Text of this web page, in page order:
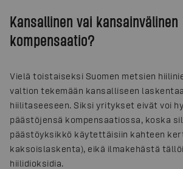
Kansallinen vai kansainvälinen
kompensaatio?
Vielä toistaiseksi Suomen metsien
valtion tekemään kansalliseen
hiilitaseeseen. Siksi yritykset eivät voi
päästöjensä kompensaatiossa, koska
päästöyksikkö käytettäisiin kahteen
kaksoislaskenta), eikä ilmakehästä
hiilidioksidia.